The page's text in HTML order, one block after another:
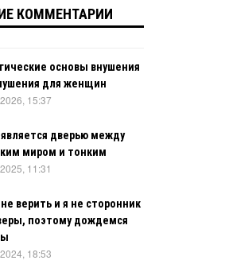
КОММЕНТАРИИ
основы внушения
для женщин
15:37
дверью между
миром и тонким
11:31
верить и я не сторонник
поэтому дождемся
18:53